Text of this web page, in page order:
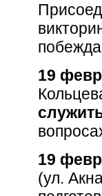
19
19
(ул.